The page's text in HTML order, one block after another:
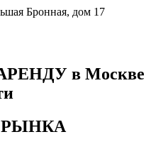
Бронная, дом 17
в Москве